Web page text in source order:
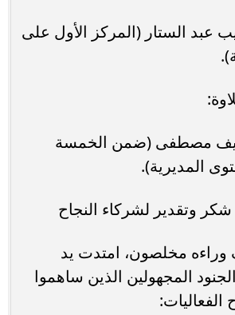
عبد الستار (المركز الأول على
مصطفى (ضمن الخمسة
المديرية).
وتقدير لشركاء النجاح
وراءه مخلصون، امتدت يد
المجهولين الذين ساهموا
الفعاليات: